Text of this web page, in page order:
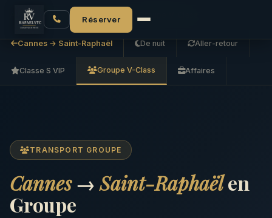
Réserver
Accueil Cannes → Saint-Raphaël
Cannes → Saint-Raphaël De nuit Aller-retour
Classe S VIP Groupe V-Class Affaires
TRANSPORT GROUPE
Cannes→Saint-Raphaëlen
Groupe